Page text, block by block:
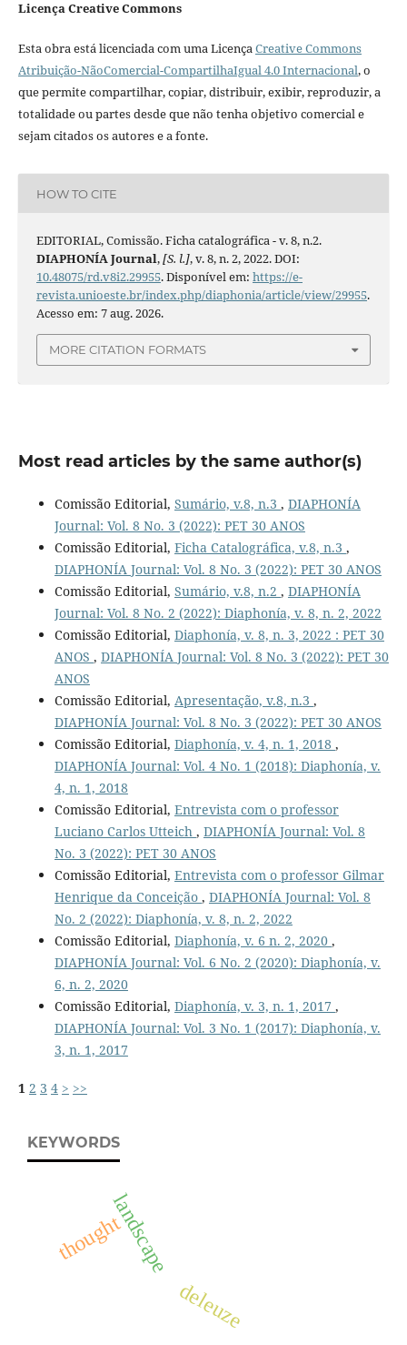
Licença Creative Commons
Esta obra está licenciada com uma LicençaCreative Commons
Atribuição-NãoComercial-CompartilhaIgual 4.0 Internacional, o
que permite compartilhar, copiar, distribuir, exibir, reproduzir, a
totalidade ou partes desde que não tenha objetivo comercial e
sejam citados os autores e a fonte.
HOW TO CITE
EDITORIAL, Comissão. Ficha catalográfica - v. 8, n.2.
DIAPHONÍA Journal,[S. l.], v. 8, n. 2, 2022. DOI:
10.48075/rd.v8i2.29955. Disponível em: https://e-
revista.unioeste.br/index.php/diaphonia/article/view/29955.
Acesso em: 7 aug. 2026.
MORE CITATION FORMATS
Most read articles by the same author(s)
Comissão Editorial, Sumário, v.8, n.3 , DIAPHONÍA
Journal: Vol. 8 No. 3 (2022): PET 30 ANOS
Comissão Editorial, Ficha Catalográfica, v.8, n.3 ,
DIAPHONÍA Journal: Vol. 8 No. 3 (2022): PET 30 ANOS
Comissão Editorial, Sumário, v.8, n.2 , DIAPHONÍA
Journal: Vol. 8 No. 2 (2022): Diaphonía, v. 8, n. 2, 2022
Comissão Editorial, Diaphonía, v. 8, n. 3, 2022 : PET 30
ANOS , DIAPHONÍA Journal: Vol. 8 No. 3 (2022): PET 30
ANOS
Comissão Editorial, Apresentação, v.8, n.3 ,
DIAPHONÍA Journal: Vol. 8 No. 3 (2022): PET 30 ANOS
Comissão Editorial, Diaphonía, v. 4, n. 1, 2018 ,
DIAPHONÍA Journal: Vol. 4 No. 1 (2018): Diaphonía, v.
4, n. 1, 2018
Comissão Editorial, Entrevista com o professor
Luciano Carlos Utteich , DIAPHONÍA Journal: Vol. 8
No. 3 (2022): PET 30 ANOS
Comissão Editorial, Entrevista com o professor Gilmar
Henrique da Conceição , DIAPHONÍA Journal: Vol. 8
No. 2 (2022): Diaphonía, v. 8, n. 2, 2022
Comissão Editorial, Diaphonía, v. 6 n. 2, 2020 ,
DIAPHONÍA Journal: Vol. 6 No. 2 (2020): Diaphonía, v.
6, n. 2, 2020
Comissão Editorial, Diaphonía, v. 3, n. 1, 2017 ,
DIAPHONÍA Journal: Vol. 3 No. 1 (2017): Diaphonía, v.
3, n. 1, 2017
1 2 3 4 > >>
KEYWORDS
deleuze
landscape
thought